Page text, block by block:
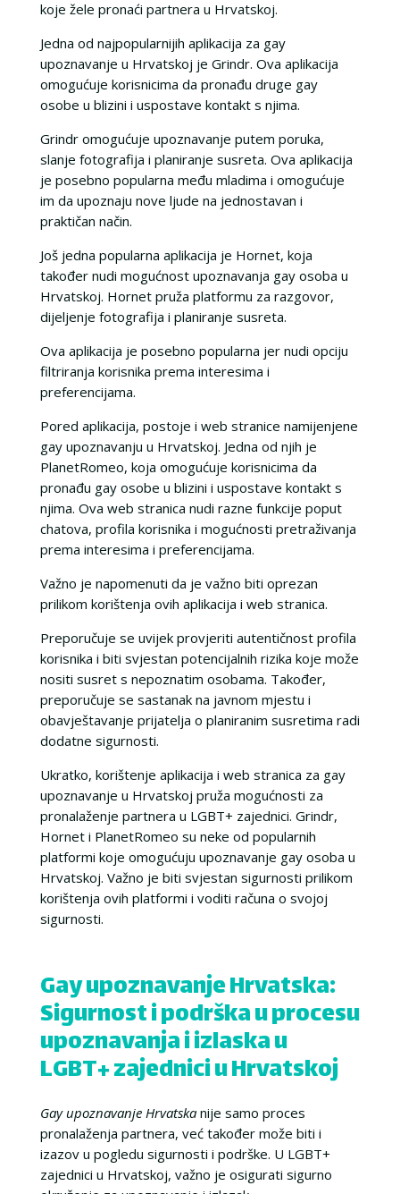
koje žele pronaći partnera u Hrvatskoj.
Jedna od najpopularnijih aplikacija za gay
upoznavanje u Hrvatskoj je Grindr. Ova aplikacija
omogućuje korisnicima da pronađu druge gay
osobe u blizini i uspostave kontakt s njima.
Grindr omogućuje upoznavanje putem poruka,
slanje fotografija i planiranje susreta. Ova aplikacija
je posebno popularna među mladima i omogućuje
im da upoznaju nove ljude na jednostavan i
praktičan način.
Još jedna popularna aplikacija je Hornet, koja
također nudi mogućnost upoznavanja gay osoba u
Hrvatskoj. Hornet pruža platformu za razgovor,
dijeljenje fotografija i planiranje susreta.
Ova aplikacija je posebno popularna jer nudi opciju
filtriranja korisnika prema interesima i
preferencijama.
Pored aplikacija, postoje i web stranice namijenjene
gay upoznavanju u Hrvatskoj. Jedna od njih je
PlanetRomeo, koja omogućuje korisnicima da
pronađu gay osobe u blizini i uspostave kontakt s
njima. Ova web stranica nudi razne funkcije poput
chatova, profila korisnika i mogućnosti pretraživanja
prema interesima i preferencijama.
Važno je napomenuti da je važno biti oprezan
prilikom korištenja ovih aplikacija i web stranica.
Preporučuje se uvijek provjeriti autentičnost profila
korisnika i biti svjestan potencijalnih rizika koje može
nositi susret s nepoznatim osobama. Također,
preporučuje se sastanak na javnom mjestu i
obavještavanje prijatelja o planiranim susretima radi
dodatne sigurnosti.
Ukratko, korištenje aplikacija i web stranica za gay
upoznavanje u Hrvatskoj pruža mogućnosti za
pronalaženje partnera u LGBT+ zajednici. Grindr,
Hornet i PlanetRomeo su neke od popularnih
platformi koje omogućuju upoznavanje gay osoba u
Hrvatskoj. Važno je biti svjestan sigurnosti prilikom
korištenja ovih platformi i voditi računa o svojoj
sigurnosti.
Gay upoznavanje Hrvatska:
Sigurnost i podrška u procesu
upoznavanja i izlaska u
LGBT+ zajednici u Hrvatskoj
Gay upoznavanje Hrvatskanije samo proces
pronalaženja partnera, već također može biti i
izazov u pogledu sigurnosti i podrške. U LGBT+
zajednici u Hrvatskoj, važno je osigurati sigurno